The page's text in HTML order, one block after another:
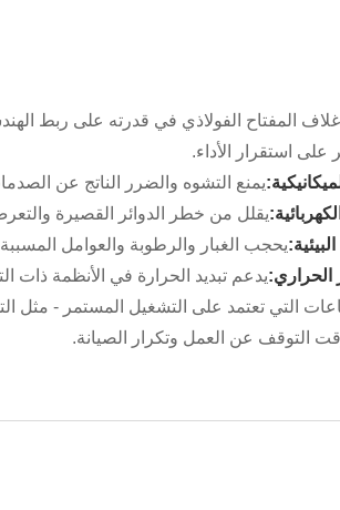
المفتاح الفولاذي في قدرته على ربط
استقرار الأداء.
يمنع التشوه والضرر الناتج عن
يقلل من خطر الدوائر القصيرة
يحجب الغبار والرطوبة والعوامل المسببة
الحراري:يدعم تبديد الحرارة في الأنظمة ذات
التي تعتمد على التشغيل المستمر - مثل
التوقف عن العمل وتكرار الصيانة.